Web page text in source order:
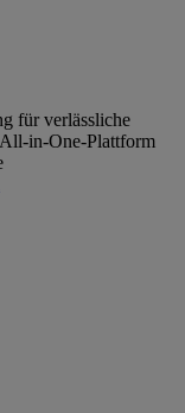
für verlässliche
in-One-Plattform